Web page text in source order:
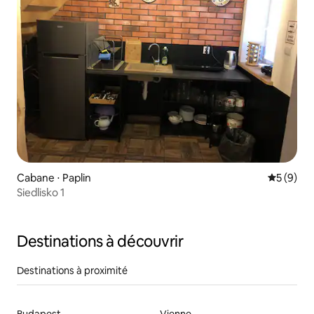
Cabane ⋅ Paplin
5 (9)
Siedlisko 1
Destinations à découvrir
Destinations à proximité